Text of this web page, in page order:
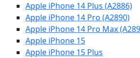
Apple iPhone 14 Plus (A2886)
Apple iPhone 14 Pro (A2890)
Apple iPhone 14 Pro Max
Apple iPhone 15
Apple iPhone 15 Plus